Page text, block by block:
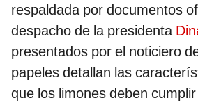
respaldada por documentos
despacho de la presidenta
presentados por el noticiero
papeles detallan las
que los limones deben